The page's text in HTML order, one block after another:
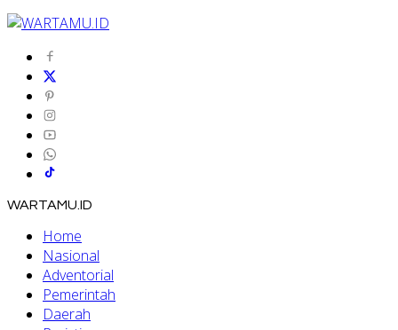
WARTAMU.ID
Home
Nasional
Adventorial
Pemerintah
Daerah